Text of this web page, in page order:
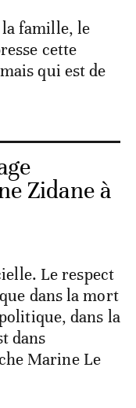
la famille, le
cette
qui est de
Zidane à
Le respect
dans la mort
dans la
dans
Marine Le